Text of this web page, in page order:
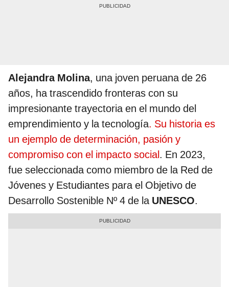
Alejandra Molina, una joven peruana de 26
años, ha trascendido fronteras con su
impresionante trayectoria en el mundo del
emprendimiento y la tecnología. Su historia es
un ejemplo de determinación, pasión y
compromiso con el impacto social. En 2023,
fue seleccionada como miembro de la Red de
Jóvenes y Estudiantes para el Objetivo de
Desarrollo Sostenible Nº 4 de la UNESCO.